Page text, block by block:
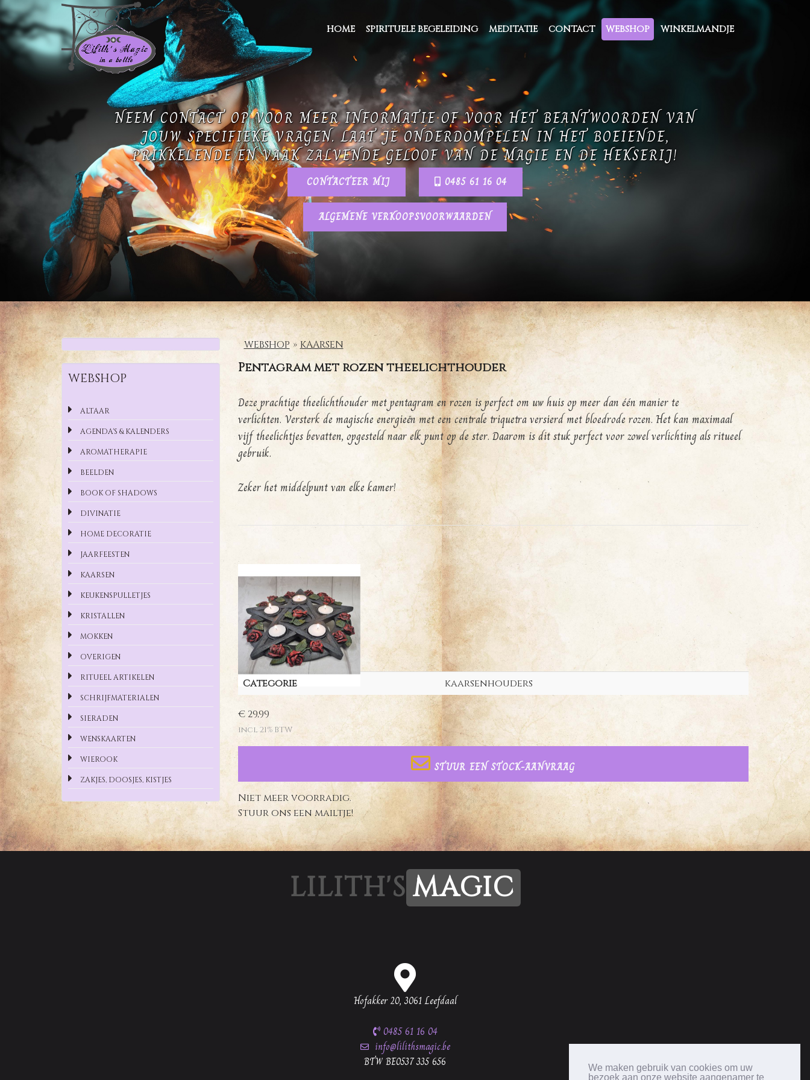
We maken gebruik van cookies om uw
bezoek aan onze website aangenamer te
HOME SPIRITUELE BEGELEIDING MEDITATIE CONTACT WEBSHOP WINKELMANDJE
NEEM CONTACT OP VOOR MEER INFORMATIE OF VOOR HET BEANTWOORDEN VAN
JOUW SPECIFIEKE VRAGEN. LAAT JE ONDERDOMPELEN IN HET BOEIENDE,
PRIKKELENDE EN VAAK ZALVENDE GELOOF VAN DE MAGIE EN DE HEKSERIJ!
CONTACTEER MIJ 0485 61 16 04
ALGEMENE VERKOOPSVOORWAARDEN
WEBSHOP KAARSEN
Pentagram met rozen theelichthouder
Deze prachtige theelichthouder met pentagram en rozen is perfect om uw huis op meer dan één manier te
verlichten. Versterk de magische energieën met een centrale triquetra versierd met bloedrode rozen. Het kan maximaal
vijf theelichtjes bevatten, opgesteld naar elk punt op de ster. Daarom is dit stuk perfect voor zowel verlichting als ritueel
gebruik.
Zeker het middelpunt van elke kamer!
Categorie kaarsenhouders
€ 29,99
incl 21% BTW
STUUR EEN STOCK-AANVRAAG
Niet meer voorradig.
Stuur ons een mailtje!
WEBSHOP
ALTAAR
AGENDA'S & KALENDERS
AROMATHERAPIE
BEELDEN
BOOK OF SHADOWS
DIVINATIE
HOME DECORATIE
JAARFEESTEN
KAARSEN
KEUKENSPULLETJES
KRISTALLEN
MOKKEN
OVERIGEN
RITUEEL ARTIKELEN
SCHRIJFMATERIALEN
SIERADEN
WENSKAARTEN
WIEROOK
ZAKJES, DOOSJES, KISTJES
LILITH'S MAGIC
Hofakker 20, 3061 Leefdaal
0485 61 16 04
info@lilithsmagic.be
BTW BE0537 335 656